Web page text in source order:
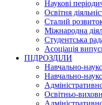
Наукові
Освітня
Сталий
Міжнародна
Студентська
Асоціація
ПІДРОЗДІЛИ
Навчально-
Навчально-
Освітньо-